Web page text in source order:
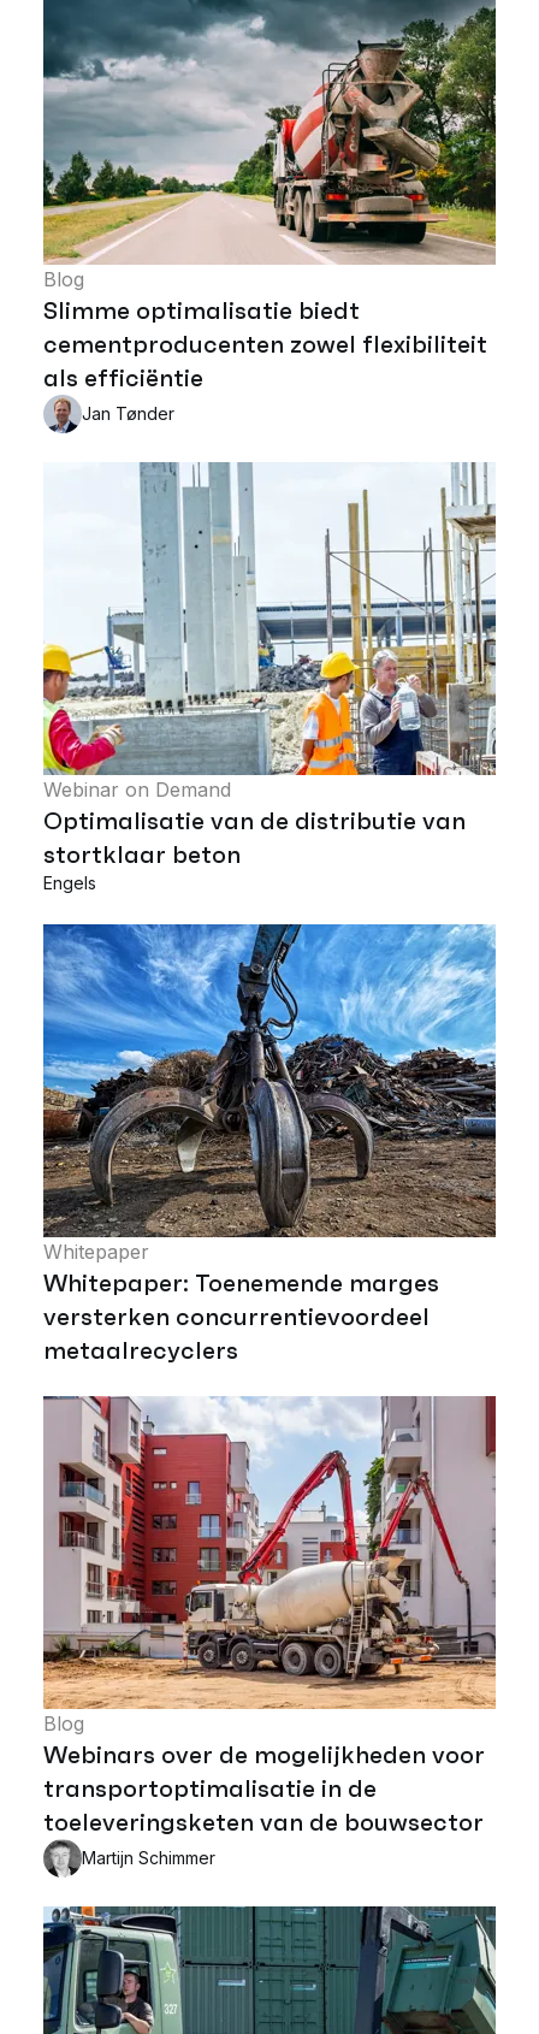
Blog
Slimme optimalisatie biedt
cementproducenten zowel flexibiliteit
als efficiëntie
Jan Tønder
Webinar on Demand
Optimalisatie van de distributie van
stortklaar beton
Engels
Whitepaper
Whitepaper: Toenemende marges
versterken concurrentievoordeel
metaalrecyclers
Blog
Webinars over de mogelijkheden voor
transportoptimalisatie in de
toeleveringsketen van de bouwsector
Martijn Schimmer